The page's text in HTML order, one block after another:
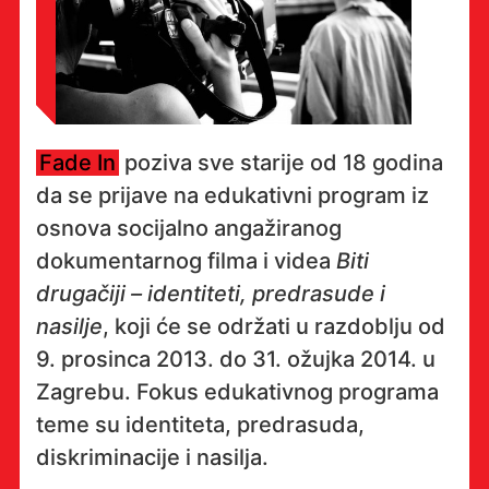
Fade In poziva sve starije od 18 godina
da se prijave na edukativni program iz
osnova socijalno angažiranog
dokumentarnog filma i videa Biti
drugačiji – identiteti, predrasude i
nasilje, koji će se održati u razdoblju od
9. prosinca 2013. do 31. ožujka 2014. u
Zagrebu. Fokus edukativnog programa
teme su identiteta, predrasuda,
diskriminacije i nasilja.